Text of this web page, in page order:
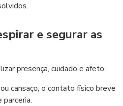
e segurar as
presença, cuidado e afeto.
cansaço, o contato físico breve